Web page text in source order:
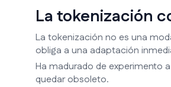
La tokenización
La tokenización no es una
obliga a una adaptación
Ha madurado de experimento
quedar obsoleto.